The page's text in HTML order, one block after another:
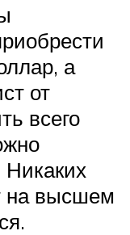
а
от
всего
Никаких
на высшем